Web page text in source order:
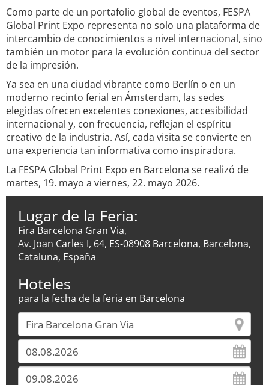
Como parte de un portafolio global de eventos, FESPA
Global Print Expo representa no solo una plataforma de
intercambio de conocimientos a nivel internacional, sino
también un motor para la evolución continua del sector
de la impresión.
Ya sea en una ciudad vibrante como Berlín o en un
moderno recinto ferial en Ámsterdam, las sedes
elegidas ofrecen excelentes conexiones, accesibilidad
internacional y, con frecuencia, reflejan el espíritu
creativo de la industria. Así, cada visita se convierte en
una experiencia tan informativa como inspiradora.
La FESPA Global Print Expo en Barcelona se realizó de
martes, 19. mayo a viernes, 22. mayo 2026.
Lugar de la Feria:
Fira Barcelona Gran Via,
Av. Joan Carles I, 64, ES-08908 Barcelona, Barcelona,
Cataluna, España
Hoteles
para la fecha de la feria en Barcelona